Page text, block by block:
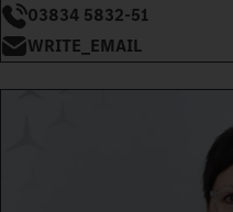
03834 5832-51
WRITE_EMAIL